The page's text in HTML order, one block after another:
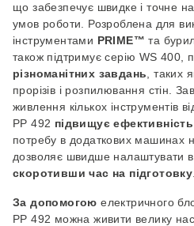
що забезпечує швидке і точне
умов роботи. Розроблена для
інструментами PRIME™ та
також підтримує серію WS 400,
різноманітних завдань , таких
прорізів і розпилювання стін.
живлення кількох інструментів
PP 492 підвищує
потребу в додаткових машинах
дозволяє швидше налаштувати
скоротивши час на підготовку
За допомогою електричного
PP 492 можна живити велику